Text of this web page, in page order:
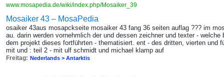
www.mosapedia.de/wiki/index.php/Mosaiker_39
Mosaiker 43 – MosaPedia
osaiker 43aus mosapckseite mosaiker 43 fang 36 seiten auflag ??? im
au. darin werden vornehmlich der und dessen zeichner und texter -
dem projekt dieses fortführten - thematisiert. ent - des dritten, vierten und
mit und : teil 2 - mit ulf schmidt und michael klamp auf
Freitag: Nederlands > Antarktis